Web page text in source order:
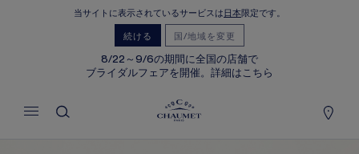
当サイトに表示されているサービスは 日本限定です。
続ける 国/地域を変更
8/22～9/6の期間に全国の店舗で
ブライダルフェアを開催。詳細はこちら
Shop now